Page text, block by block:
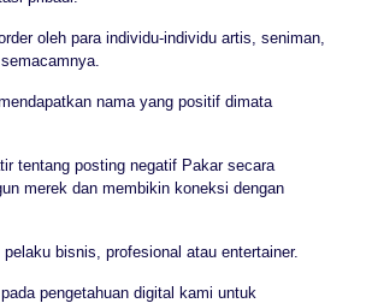
oleh para individu-individu artis, seniman,
nama yang positif dimata
tentang posting negatif Pakar secara
merek dan membikin koneksi dengan
bisnis, profesional atau entertainer.
pengetahuan digital kami untuk